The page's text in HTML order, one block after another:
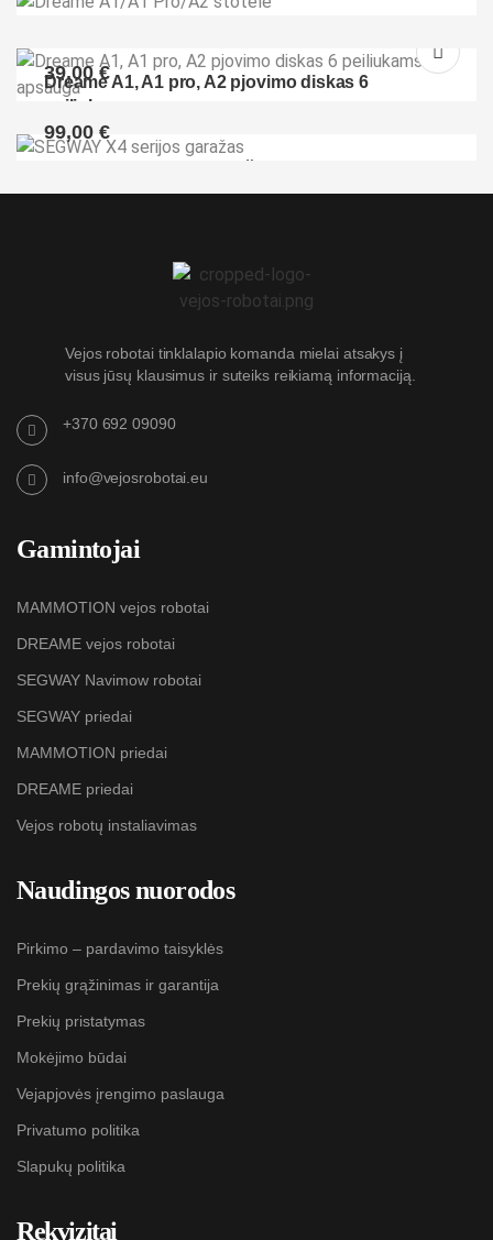
Dreame A1, A1 pro, A2 pjovimo diskas 6
peiliukams su apsauga
39,00€
99,00 €
Vejos robotai tinklalapio komanda mielai atsakys į
visus jūsų klausimus ir suteiks reikiamą informaciją.
+370 692 09090
info@vejosrobotai.eu
Gamintojai
MAMMOTION vejos robotai
DREAME vejos robotai
SEGWAY Navimow robotai
SEGWAY priedai
MAMMOTION priedai
DREAME priedai
Vejos robotų instaliavimas
Naudingos nuorodos
Pirkimo – pardavimo taisyklės
Prekių grąžinimas ir garantija
Prekių pristatymas
Mokėjimo būdai
Vejapjovės įrengimo paslauga
Privatumo politika
Slapukų politika
Rekvizitai